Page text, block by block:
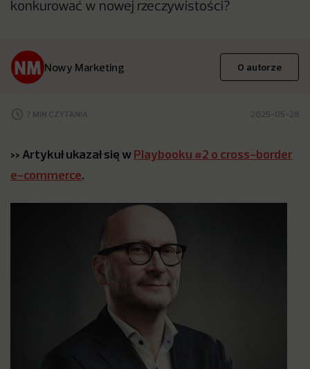
konkurować w nowej rzeczywistości?
Nowy Marketing O autorze
7 MIN CZYTANIA 2025-05-28
>> Artykuł ukazał się wPlaybooku #2 o cross-border
e-commerce.